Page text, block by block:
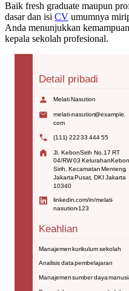
Baik fresh graduate maupun
dasar dan isi CV umumnya
Anda menunjukkan
kepala sekolah profesional.